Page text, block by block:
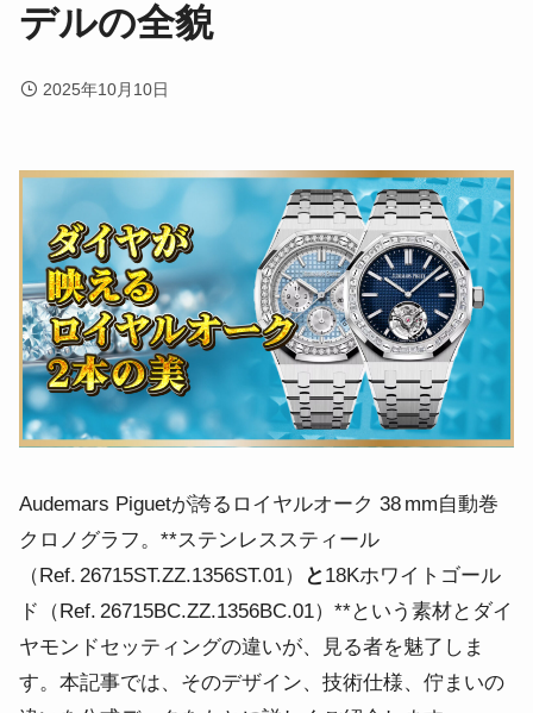
デルの全貌
2025年10月10日
Audemars Piguetが誇るロイヤルオーク 38 mm自動巻
クロノグラフ。**ステンレススティール
（Ref. 26715ST.ZZ.1356ST.01）
と 18Kホワイトゴール
ド（Ref. 26715BC.ZZ.1356BC.01）**という素材とダイ
ヤモンドセッティングの違いが、見る者を魅了しま
す。本記事では、そのデザイン、技術仕様、佇まいの